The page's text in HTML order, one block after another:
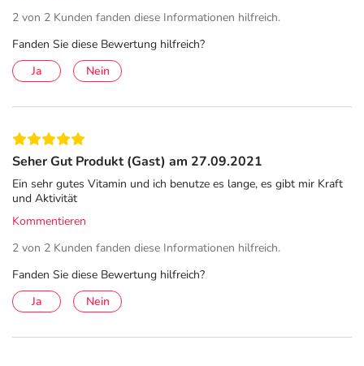
mit Darmerkrankungen
mit Magenschleimhautentzündungen
mit strenger vegetarischer oder veganen Ernährung
Anwendungsgebiete
Vitamin B12-Mangel, der ernährungsmäßig nicht
behoben werden kann. Vitamin B12-Mangel kann sich
in folgenden Krankheitsbildern äußern:
Hyperchrome makrozytäre Megaloblastenanämie
(Perniciosa, Biermer-Anämie, Addison-Anämie; dies
sind Reifestörungen
der Blutkörperchen).
Funikuläre Spinalerkrankung
(Rückenmarkschädigung).
2 von 2 Kunden fanden diese Informationen hilfreich.
Fanden Sie diese Bewertung hilfreich?
Ja
Nein
Seher Gut Produkt (Gast) am 27.09.2021
Ein sehr gutes Vitamin und ich benutze es lange, es gibt mir Kraft
und Aktivität
Kommentieren
2 von 2 Kunden fanden diese Informationen hilfreich.
Fanden Sie diese Bewertung hilfreich?
Ja
Nein